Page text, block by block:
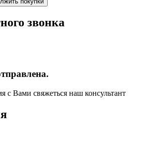
звонка
с Вами свяжеться наш консультант